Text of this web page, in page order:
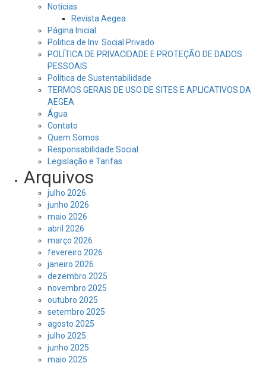
Notícias
Revista Aegea
Página Inicial
Politica de Inv. Social Privado
POLÍTICA DE PRIVACIDADE E PROTEÇÃO DE DADOS
PESSOAIS
Política de Sustentabilidade
TERMOS GERAIS DE USO DE SITES E APLICATIVOS DA
AEGEA
Água
Contato
Quem Somos
Responsabilidade Social
Legislação e Tarifas
Arquivos
julho 2026
junho 2026
maio 2026
abril 2026
março 2026
fevereiro 2026
janeiro 2026
dezembro 2025
novembro 2025
outubro 2025
setembro 2025
agosto 2025
julho 2025
junho 2025
maio 2025